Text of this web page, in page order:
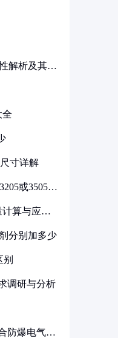
解析及其在
全
寸详解
或3505代
计算与应用
分别加多少
调研与分析
防爆电气设